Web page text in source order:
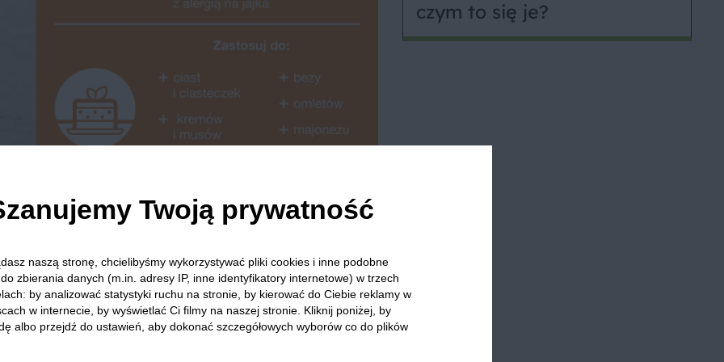
Jednak należy pamiętać o kilku zasadach.
będzie ubijana aquafaba musi być czyste i suche.
. Z tego względu nie dodaje się do niej również żadnych
czym to się je?
Twoją prywatność
naszą stronę, chcielibyśmy wykorzystywać pliki cookies i inne podobne
zbierania danych (m.in. adresy IP, inne identyfikatory internetowe) w trzech
by analizować statystyki ruchu na stronie, by kierować do Ciebie reklamy w
w internecie, by wyświetlać Ci filmy na naszej stronie. Kliknij poniżej, by
albo przejdź do ustawień, aby dokonać szczegółowych wyborów co do plików